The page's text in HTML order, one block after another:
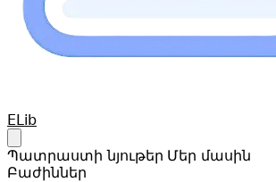
Your Company
ELib
Պատրաստի նյութեր Մեր մասին
Բաժիններ